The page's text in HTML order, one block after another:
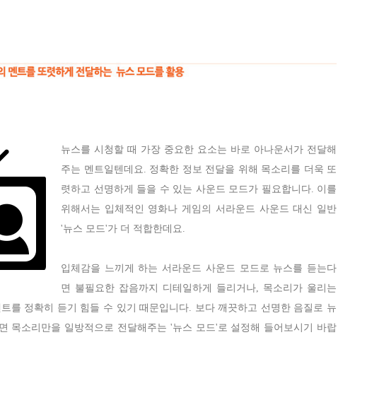
뉴스를 시청할 때 가장 중요한 요소는 바로 아나운서가 전달해
주는 멘트일텐데요. 정확한 정보 전달을 위해 목소리를 더욱 또
렷하고 선명하게 들을 수 있는 사운드 모드가 필요합니다. 이를
위해서는 입체적인 영화나 게임의 서라운드 사운드 대신 일반
'뉴스 모드'가 더 적합한데요.
입체감을 느끼게 하는 서라운드 사운드 모드로 뉴스를 듣는다
면 불필요한 잡음까지 디테일하게 들리거나, 목소리가 울리는
를 정확히 듣기 힘들 수 있기 때문입니다. 보다 깨끗하고 선명한 음질로 뉴
목소리만을 일방적으로 전달해주는 '뉴스 모드'로 설정해 들어보시기 바랍